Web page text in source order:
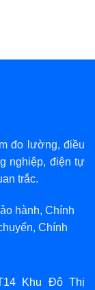
đo lường, điều
nghiệp, điện tự
trắc.
hành, Chính
, Chính
Khu Đô Thị